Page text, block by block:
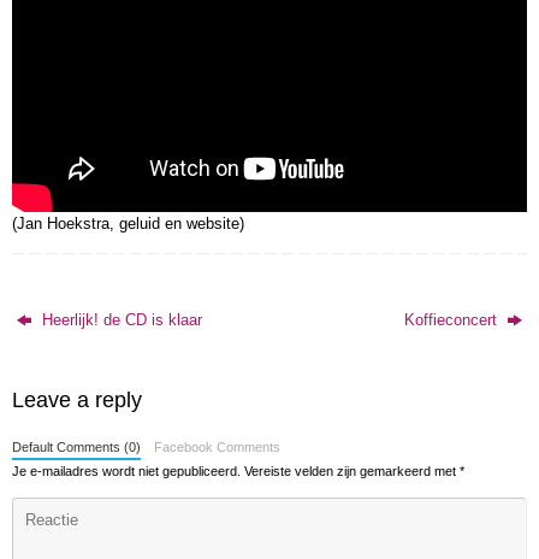
(Jan Hoekstra, geluid en website)
Heerlijk! de CD is klaar Koffieconcert
Leave a reply
Default Comments (0)
Facebook Comments
Je e-mailadres wordt niet gepubliceerd. Vereiste velden zijn gemarkeerd met *